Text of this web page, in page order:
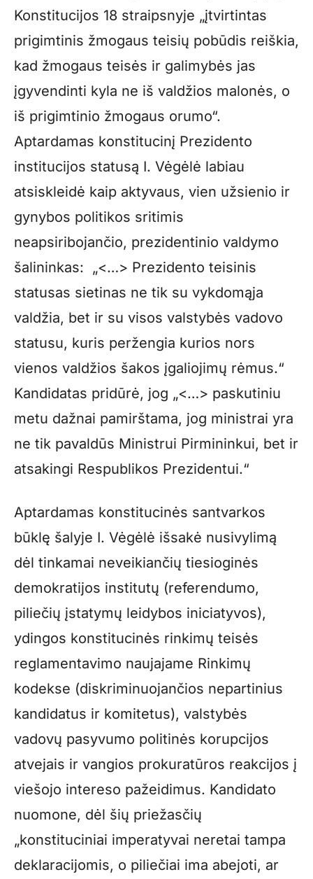
Konstitucijos 18 straipsnyje „įtvirtintas
prigimtinis žmogaus teisių pobūdis reiškia,
kad žmogaus teisės ir galimybės jas
įgyvendinti kyla ne iš valdžios malonės, o
iš prigimtinio žmogaus orumo“.
Aptardamas konstitucinį Prezidento
institucijos statusą I. Vėgėlė labiau
atsiskleidė kaip aktyvaus, vien užsienio ir
gynybos politikos sritimis
neapsiribojančio, prezidentinio valdymo
šalininkas: „<…> Prezidento teisinis
statusas sietinas ne tik su vykdomąja
valdžia, bet ir su visos valstybės vadovo
statusu, kuris peržengia kurios nors
vienos valdžios šakos įgaliojimų rėmus.“
Kandidatas pridūrė, jog „<…> paskutiniu
metu dažnai pamirštama, jog ministrai yra
ne tik pavaldūs Ministrui Pirmininkui, bet ir
atsakingi Respublikos Prezidentui.“
Aptardamas konstitucinės santvarkos
būklę šalyje I. Vėgėlė išsakė nusivylimą
dėl tinkamai neveikiančių tiesioginės
demokratijos institutų (referendumo,
piliečių įstatymų leidybos iniciatyvos),
ydingos konstitucinės rinkimų teisės
reglamentavimo naujajame Rinkimų
kodekse (diskriminuojančios nepartinius
kandidatus ir komitetus), valstybės
vadovų pasyvumo politinės korupcijos
atvejais ir vangios prokuratūros reakcijos į
viešojo intereso pažeidimus. Kandidato
nuomone, dėl šių priežasčių
„konstituciniai imperatyvai neretai tampa
deklaracijomis, o piliečiai ima abejoti, ar